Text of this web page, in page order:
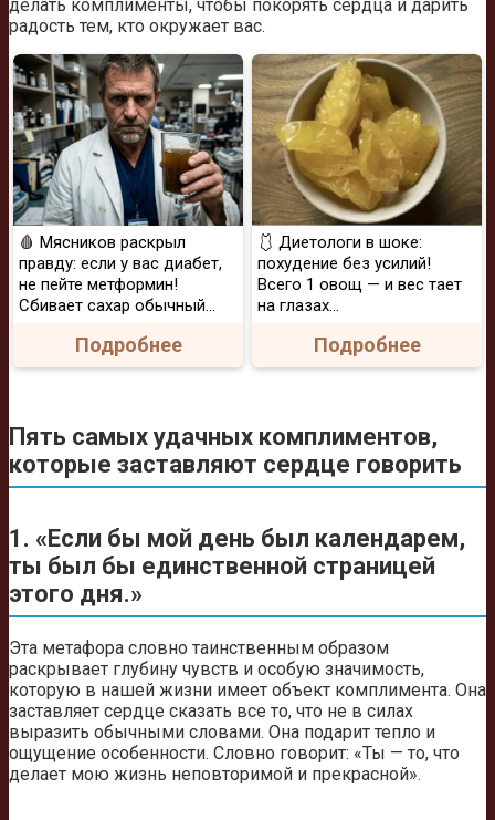
делать комплименты, чтобы покорять сердца и дарить
радость тем, кто окружает вас.
🩸 Мясников раскрыл
правду: если у вас диабет,
не пейте метформин!
Сбивает сахар обычный...
Подробнее
🩱 Диетологи в шоке:
похудение без усилий!
Всего 1 овощ — и вес тает
на глазах…
Подробнее
Пять самых удачных комплиментов,
которые заставляют сердце говорить
1. «Если бы мой день был календарем,
ты был бы единственной страницей
этого дня.»
Эта метафора словно таинственным образом
раскрывает глубину чувств и особую значимость,
которую в нашей жизни имеет объект комплимента. Она
заставляет сердце сказать все то, что не в силах
выразить обычными словами. Она подарит тепло и
ощущение особенности. Словно говорит: «Ты — то, что
делает мою жизнь неповторимой и прекрасной».